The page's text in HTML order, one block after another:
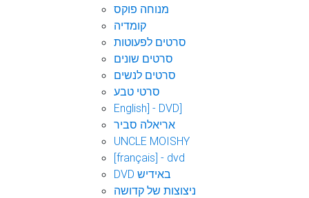
מנוחה פוקס
קומדיה
סרטים לפעוטות
סרטים שונים
סרטים לנשים
סרטי טבע
English] - DVD]
אריאלה סביר
UNCLE MOISHY
[français] - dvd
DVD באידיש
ניצוצות של קדושה